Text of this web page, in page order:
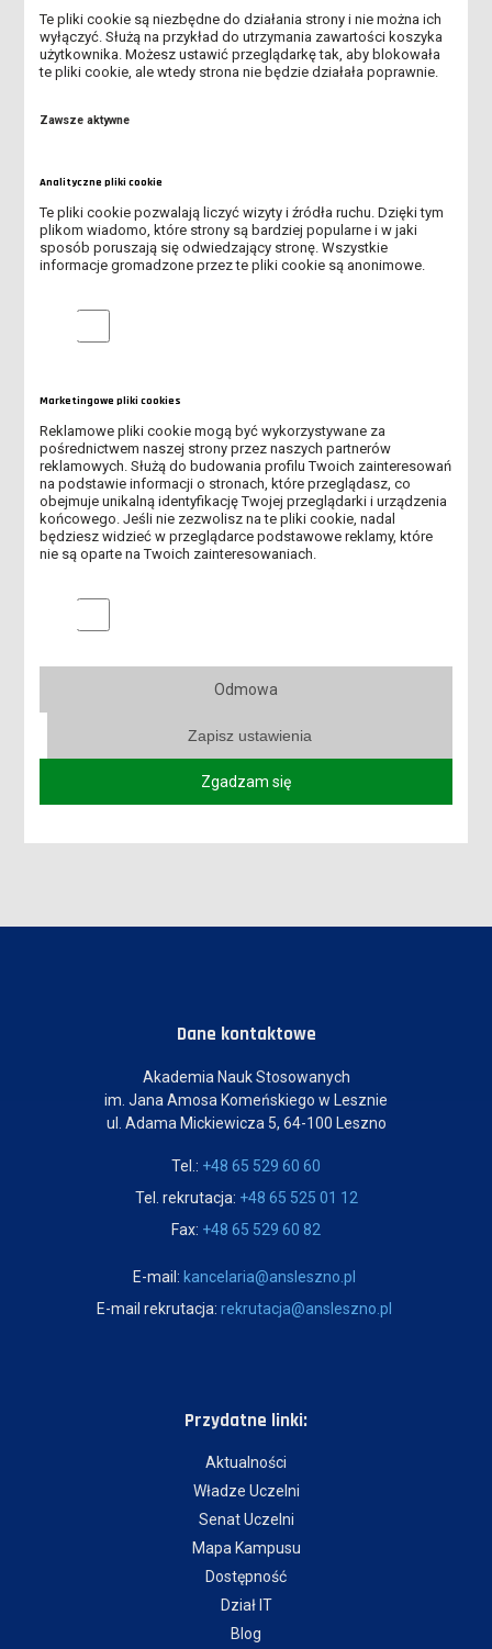
KIERUNKÓW FIZJOTERAPIA I PIELĘGNIARSTWO
RUSZYŁ II NABÓR NA STUDIA W ANS W LESZNIE!
INFORMACJA DLA KANDYDATÓW DOTYCZĄCA SKIEROWANIA NA
BADANIA LEKARSKIE
SPOTKANIE ONLINE DLA KANDYDATÓW NA STUDIA
OSTATNIE DNI I NABORU NA STUDIA W ANS LESZNO!
V MIĘDZYNARODOWA KONFERENCJA "PEDAGOGIKA DZIECKA.
SPOTKANIE ONLINE DLA KANDYDATÓW NA STUDIA - DOWIEDZ
ABSOLUTORIA 2026 - KOLEJNY ROCZNIK ABSOLWENTÓW ANS
LESZNO ODEBRAŁ DYPLOMY
TRWA REKRUTACJA NA STUDIA!
OBOWIĄZEK AKTUALIZACJI MLEGITYMACJI
UROCZYSTE OTWARCIE AKADEMICKIEGO CENTRUM INŻYNIERII I
REKRUTACJA DO DOMU STUDENTA "KOMENIK"
WSPARCIE PSYCHOTERAPEUTYCZNE DLA STUDENTÓW ANS W
LESZNIE W OKRESIE WAKACYJNYM
PIERWSI ABSOLWENCI AKADEMII DZIECIĘCEJ ODEBRALI
Dane kontaktowe
Akademia Nauk Stosowanych
im. Jana Amosa Komeńskiego w Lesznie
ul. Adama Mickiewicza 5, 64-100 Leszno
Tel.: +48 65 529 60 60
Tel. rekrutacja: +48 65 525 01 12
Fax: +48 65 529 60 82
E-mail: kancelaria@ansleszno.pl
E-mail rekrutacja: rekrutacja@ansleszno.pl
Przydatne linki:
Aktualności
Władze Uczelni
Senat Uczelni
Mapa Kampusu
Dostępność
Dział IT
Blog
Te pliki cookie są niezbędne do działania strony i nie można ich
wyłączyć. Służą na przykład do utrzymania zawartości koszyka
użytkownika. Możesz ustawić przeglądarkę tak, aby blokowała
te pliki cookie, ale wtedy strona nie będzie działała poprawnie.
Zawsze aktywne
Analityczne pliki cookie
Te pliki cookie pozwalają liczyć wizyty i źródła ruchu. Dzięki tym
plikom wiadomo, które strony są bardziej popularne i w jaki
sposób poruszają się odwiedzający stronę. Wszystkie
informacje gromadzone przez te pliki cookie są anonimowe.
Analityczne pliki cookie
Marketingowe pliki cookies
Reklamowe pliki cookie mogą być wykorzystywane za
pośrednictwem naszej strony przez naszych partnerów
reklamowych. Służą do budowania profilu Twoich zainteresowań
na podstawie informacji o stronach, które przeglądasz, co
obejmuje unikalną identyfikację Twojej przeglądarki i urządzenia
końcowego. Jeśli nie zezwolisz na te pliki cookie, nadal
będziesz widzieć w przeglądarce podstawowe reklamy, które
nie są oparte na Twoich zainteresowaniach.
Marketingowe pliki cookies
Odmowa
Zapisz ustawienia
Zgadzam się